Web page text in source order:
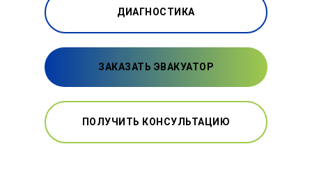
ДИАГНОСТИКА
ЗАКАЗАТЬ ЭВАКУАТОР
ПОЛУЧИТЬ КОНСУЛЬТАЦИЮ